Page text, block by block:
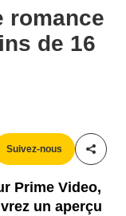
romance
de 16
Suivez-nous
Prime Video,
un aperçu